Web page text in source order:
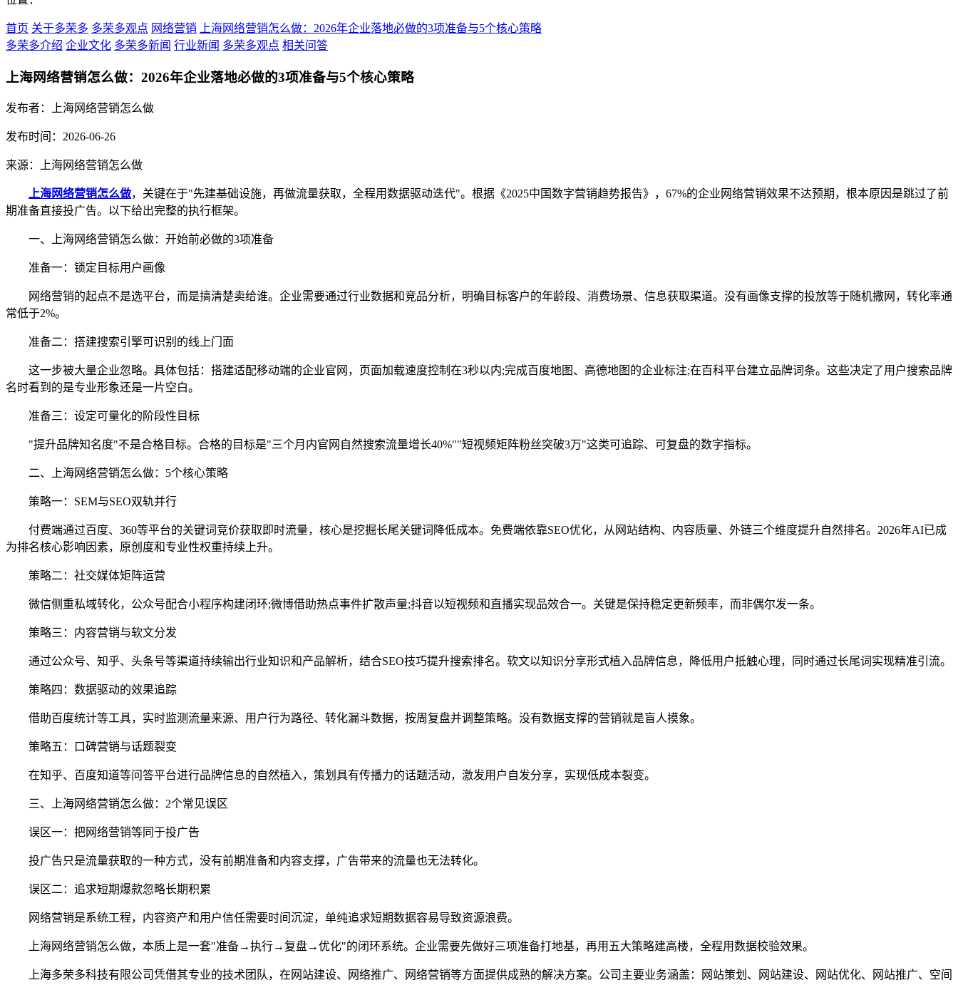
首页 关于多荣多 多荣多观点 网络营销
上海网络营销怎么做：2026年企业落地必做的3项准备与5个核心策略
多荣多介绍 企业文化 多荣多新闻 行业新闻 多荣多观点 相关问答
上海网络营销怎么做：2026年企业落地必做的3项准备与5个核心策略
发布者：上海网络营销怎么做
发布时间：2026-06-26
来源：上海网络营销怎么做
上海网络营销怎么做，关键在于"先建基础设施，再做流量获取，全程用数据驱动迭代"。根据《2025中国数字营销趋势报告》，67%的企业网络营销效果不达预期，根本原因是跳过了前
期准备直接投广告。以下给出完整的执行框架。
一、上海网络营销怎么做：开始前必做的3项准备
准备一：锁定目标用户画像
网络营销的起点不是选平台，而是搞清楚卖给谁。企业需要通过行业数据和竞品分析，明确目标客户的年龄段、消费场景、信息获取渠道。没有画像支撑的投放等于随机撒网，转化率通
常低于2%。
准备二：搭建搜索引擎可识别的线上门面
这一步被大量企业忽略。具体包括：搭建适配移动端的企业官网，页面加载速度控制在3秒以内;完成百度地图、高德地图的企业标注;在百科平台建立品牌词条。这些决定了用户搜索品牌
名时看到的是专业形象还是一片空白。
准备三：设定可量化的阶段性目标
"提升品牌知名度"不是合格目标。合格的目标是"三个月内官网自然搜索流量增长40%""短视频矩阵粉丝突破3万"这类可追踪、可复盘的数字指标。
二、上海网络营销怎么做：5个核心策略
策略一：SEM与SEO双轨并行
付费端通过百度、360等平台的关键词竞价获取即时流量，核心是挖掘长尾关键词降低成本。免费端依靠SEO优化，从网站结构、内容质量、外链三个维度提升自然排名。2026年AI已成
为排名核心影响因素，原创度和专业性权重持续上升。
策略二：社交媒体矩阵运营
微信侧重私域转化，公众号配合小程序构建闭环;微博借助热点事件扩散声量;抖音以短视频和直播实现品效合一。关键是保持稳定更新频率，而非偶尔发一条。
策略三：内容营销与软文分发
通过公众号、知乎、头条号等渠道持续输出行业知识和产品解析，结合SEO技巧提升搜索排名。软文以知识分享形式植入品牌信息，降低用户抵触心理，同时通过长尾词实现精准引流。
策略四：数据驱动的效果追踪
借助百度统计等工具，实时监测流量来源、用户行为路径、转化漏斗数据，按周复盘并调整策略。没有数据支撑的营销就是盲人摸象。
策略五：口碑营销与话题裂变
在知乎、百度知道等问答平台进行品牌信息的自然植入，策划具有传播力的话题活动，激发用户自发分享，实现低成本裂变。
三、上海网络营销怎么做：2个常见误区
误区一：把网络营销等同于投广告
投广告只是流量获取的一种方式，没有前期准备和内容支撑，广告带来的流量也无法转化。
误区二：追求短期爆款忽略长期积累
网络营销是系统工程，内容资产和用户信任需要时间沉淀，单纯追求短期数据容易导致资源浪费。
上海网络营销怎么做，本质上是一套"准备→执行→复盘→优化"的闭环系统。企业需要先做好三项准备打地基，再用五大策略建高楼，全程用数据校验效果。
上海多荣多科技有限公司凭借其专业的技术团队，在网站建设、网络推广、网络营销等方面提供成熟的解决方案。公司主要业务涵盖：网站策划、网站建设、网站优化、网站推广、空间